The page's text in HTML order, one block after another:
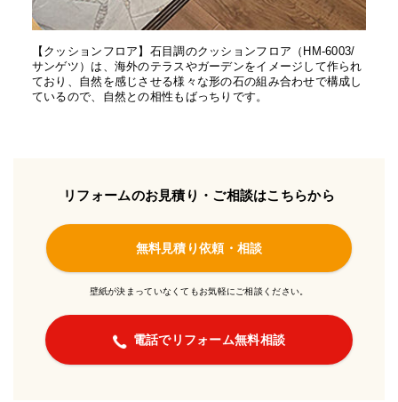
【クッションフロア】石目調のクッションフロア（HM-6003/
サンゲツ）は、海外のテラスやガーデンをイメージして作られ
ており、自然を感じさせる様々な形の石の組み合わせで構成し
ているので、自然との相性もばっちりです。
リフォームのお見積り・ご相談はこちらから
無料見積り依頼・相談
壁紙が決まっていなくてもお気軽にご相談ください。
電話でリフォーム無料相談